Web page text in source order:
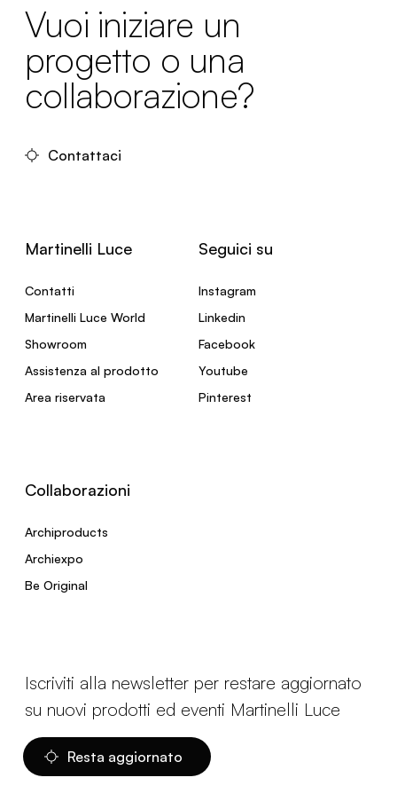
Vuoi iniziare un
progetto o una
collaborazione?
Contattaci
Martinelli Luce
Contatti
Martinelli Luce World
Showroom
Assistenza al prodotto
Area riservata
Seguici su
Instagram
Linkedin
Facebook
Youtube
Pinterest
Collaborazioni
Archiproducts
Archiexpo
Be Original
Iscriviti alla newsletter per restare aggiornato
su nuovi prodotti ed eventi Martinelli Luce
Resta aggiornato